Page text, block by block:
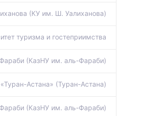
(КУ им. Ш. Уалиханова)
туризма и гостеприимства
(КазНУ им. аль-Фараби)
Астана» (Туран-Астана)
(КазНУ им. аль-Фараби)